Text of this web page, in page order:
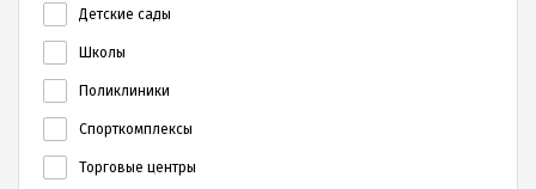
Детские сады
Школы
Поликлиники
Спорткомплексы
Торговые центры